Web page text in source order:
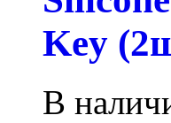
Key
В